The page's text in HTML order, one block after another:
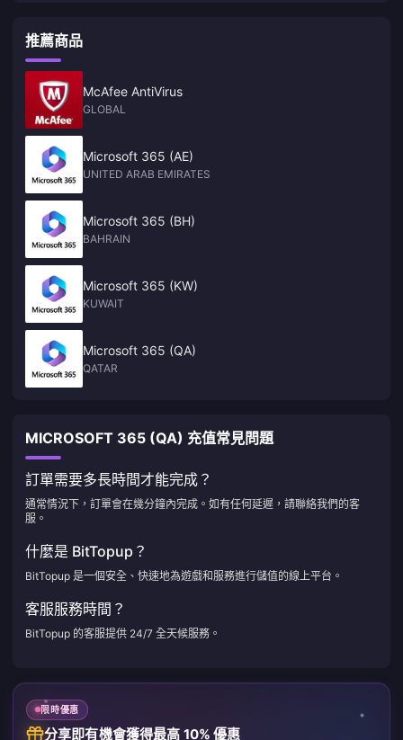
推薦商品
McAfee AntiVirus
GLOBAL
Microsoft 365 (AE)
UNITED ARAB EMIRATES
Microsoft 365 (BH)
BAHRAIN
Microsoft 365 (KW)
KUWAIT
Microsoft 365 (QA)
QATAR
MICROSOFT 365 (QA) 充值常見問題
訂單需要多長時間才能完成？
通常情況下，訂單會在幾分鐘內完成。如有任何延遲，請聯絡我們的客
服。
什麼是 BitTopup？
BitTopup 是一個安全、快速地為遊戲和服務進行儲值的線上平台。
客服服務時間？
BitTopup 的客服提供 24/7 全天候服務。
限時優惠
分享即有機會獲得最高 10% 優惠